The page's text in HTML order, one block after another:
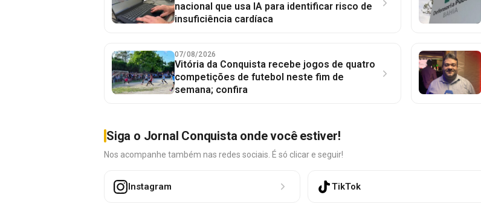
nacional que usa IA para identificar risco de
insuficiência cardíaca
07/08/2026
Vitória da Conquista recebe jogos de quatro
competições de futebol neste fim de
semana; confira
Siga o Jornal Conquista onde você estiver!
Nos acompanhe também nas redes sociais. É só clicar e seguir!
Instagram TikTok